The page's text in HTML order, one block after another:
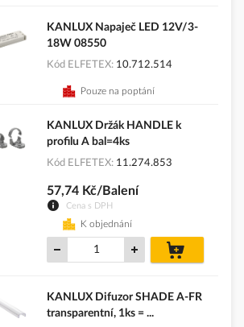
KANLUX Napaječ LED 12V/3-
18W 08550
Kód ELFETEX 10.712.514
Pouze na poptání
KANLUX Držák HANDLE k
profilu A bal=4ks
Kód ELFETEX 11.274.853
Cena s DPH
57,74 Kč/Balení
K objednání
košíku
KANLUX Difuzor SHADE A-FR
transparentní, 1ks = ...